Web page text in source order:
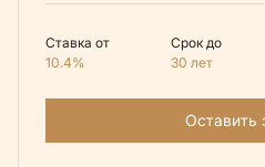
Ставка от
10.4%
Срок до
30 лет
Оставить